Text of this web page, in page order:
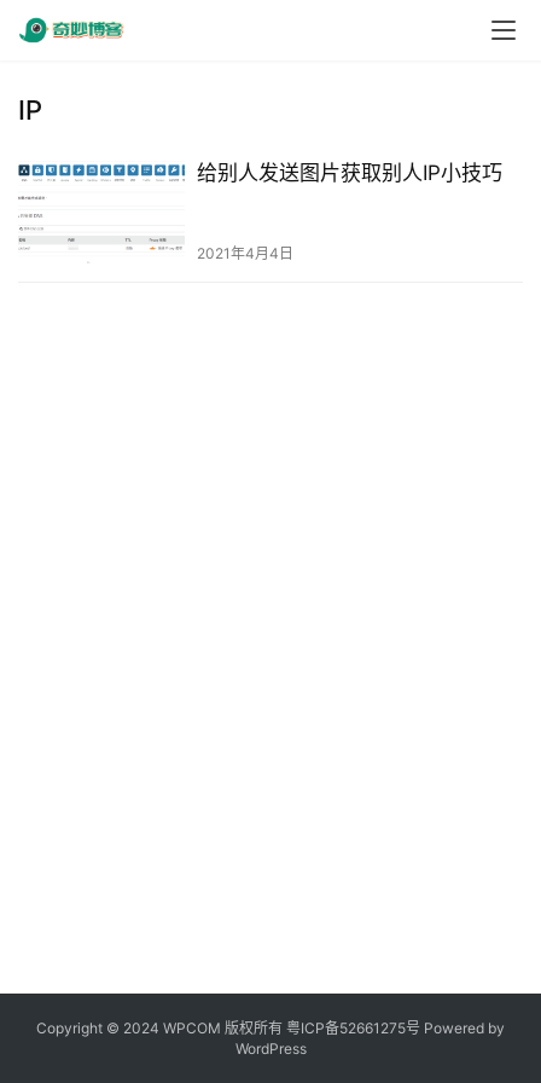
IP
给别人发送图片获取别人IP小技巧
2021年4月4日
Copyright © 2024 WPCOM 版权所有 粤ICP备52661275号 Powered by
WordPress